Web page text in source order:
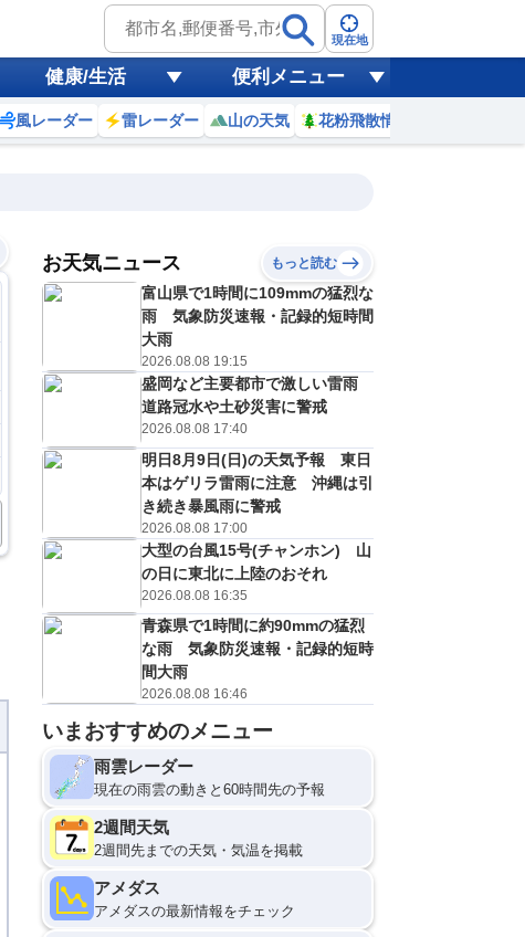
現在地
健康/生活 便利メニュー
風レーダー 雷レーダー 山の天気 花粉飛散情報
19
℃
21
(金)
C
34℃
27
20 %
22
(土)
D
35℃
27
30%
予報の
信頼度
B
C
D
？
お天気ニュース もっと読む
富山県で1時間に109mmの猛烈な
雨 気象防災速報・記録的短時間
大雨
2026.08.08 19:15
盛岡など主要都市で激しい雷雨
道路冠水や土砂災害に警戒
2026.08.08 17:40
明日8月9日(日)の天気予報 東日
本はゲリラ雷雨に注意 沖縄は引
き続き暴風雨に警戒
2026.08.08 17:00
大型の台風15号(チャンホン) 山
の日に東北に上陸のおそれ
2026.08.08 16:35
青森県で1時間に約90mmの猛烈
な雨 気象防災速報・記録的短時
間大雨
2026.08.08 16:46
いまおすすめのメニュー
雨雲レーダー
現在の雨雲の動きと60時間先の予報
2週間天気
2週間先までの天気・気温を掲載
アメダス
アメダスの最新情報をチェック